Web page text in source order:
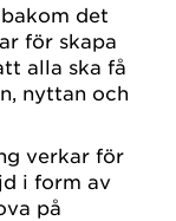
det
för skapa
alla ska få
nyttan och
verkar för
i form av
på